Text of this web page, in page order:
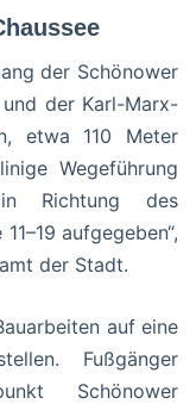
der Schönower
der Karl-Marx-
etwa 110 Meter
Wegeführung
Richtung des
aufgegeben“,
der Stadt.
auf eine
Fußgänger
Schönower